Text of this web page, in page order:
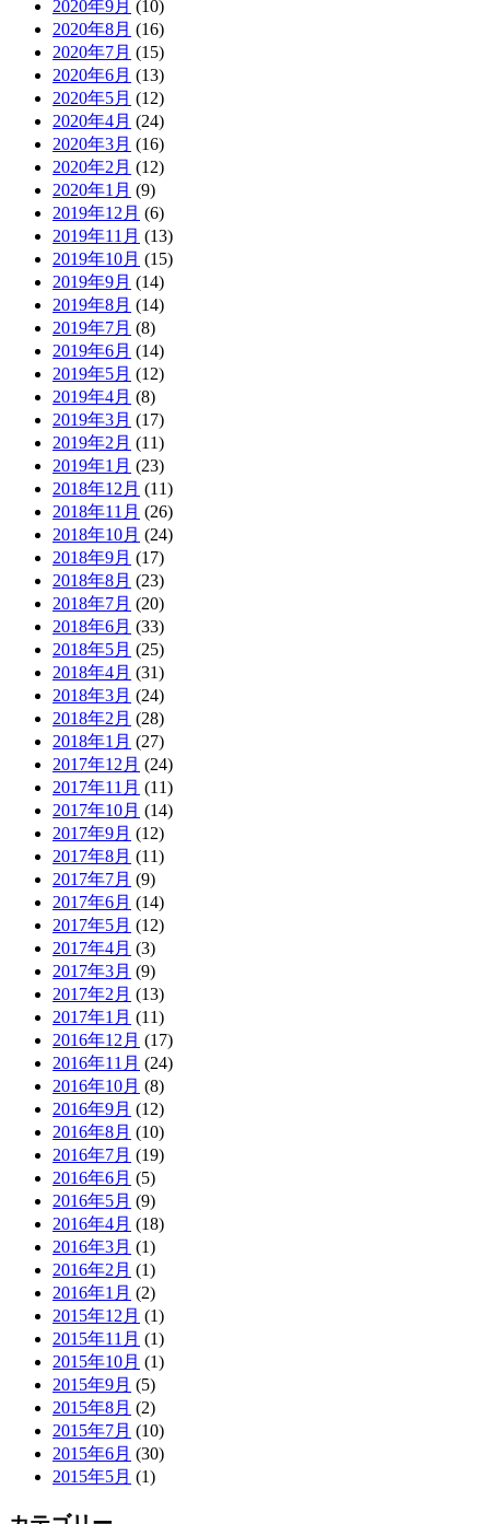
2020年9月 (10)
2020年8月 (16)
2020年7月 (15)
2020年6月 (13)
2020年5月 (12)
2020年4月 (24)
2020年3月 (16)
2020年2月 (12)
2020年1月 (9)
2019年12月 (6)
2019年11月 (13)
2019年10月 (15)
2019年9月 (14)
2019年8月 (14)
2019年7月 (8)
2019年6月 (14)
2019年5月 (12)
2019年4月 (8)
2019年3月 (17)
2019年2月 (11)
2019年1月 (23)
2018年12月 (11)
2018年11月 (26)
2018年10月 (24)
2018年9月 (17)
2018年8月 (23)
2018年7月 (20)
2018年6月 (33)
2018年5月 (25)
2018年4月 (31)
2018年3月 (24)
2018年2月 (28)
2018年1月 (27)
2017年12月 (24)
2017年11月 (11)
2017年10月 (14)
2017年9月 (12)
2017年8月 (11)
2017年7月 (9)
2017年6月 (14)
2017年5月 (12)
2017年4月 (3)
2017年3月 (9)
2017年2月 (13)
2017年1月 (11)
2016年12月 (17)
2016年11月 (24)
2016年10月 (8)
2016年9月 (12)
2016年8月 (10)
2016年7月 (19)
2016年6月 (5)
2016年5月 (9)
2016年4月 (18)
2016年3月 (1)
2016年2月 (1)
2016年1月 (2)
2015年12月 (1)
2015年11月 (1)
2015年10月 (1)
2015年9月 (5)
2015年8月 (2)
2015年7月 (10)
2015年6月 (30)
2015年5月 (1)